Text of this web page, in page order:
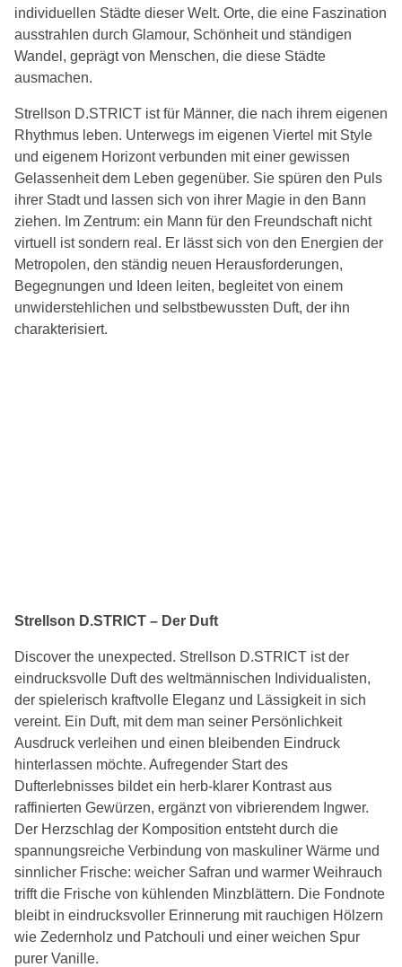
individuellen Städte dieser Welt. Orte, die eine Faszination
ausstrahlen durch Glamour, Schönheit und ständigen
Wandel, geprägt von Menschen, die diese Städte
ausmachen.
Strellson D.STRICT ist für Männer, die nach ihrem eigenen
Rhythmus leben. Unterwegs im eigenen Viertel mit Style
und eigenem Horizont verbunden mit einer gewissen
Gelassenheit dem Leben gegenüber. Sie spüren den Puls
ihrer Stadt und lassen sich von ihrer Magie in den Bann
ziehen. Im Zentrum: ein Mann für den Freundschaft nicht
virtuell ist sondern real. Er lässt sich von den Energien der
Metropolen, den ständig neuen Herausforderungen,
Begegnungen und Ideen leiten, begleitet von einem
unwiderstehlichen und selbstbewussten Duft, der ihn
charakterisiert.
Strellson D.STRICT – Der Duft
Discover the unexpected. Strellson D.STRICT ist der
eindrucksvolle Duft des weltmännischen Individualisten,
der spielerisch kraftvolle Eleganz und Lässigkeit in sich
vereint. Ein Duft, mit dem man seiner Persönlichkeit
Ausdruck verleihen und einen bleibenden Eindruck
hinterlassen möchte. Aufregender Start des
Dufterlebnisses bildet ein herb-klarer Kontrast aus
raffinierten Gewürzen, ergänzt von vibrierendem Ingwer.
Der Herzschlag der Komposition entsteht durch die
spannungsreiche Verbindung von maskuliner Wärme und
sinnlicher Frische: weicher Safran und warmer Weihrauch
trifft die Frische von kühlenden Minzblättern. Die Fondnote
bleibt in eindrucksvoller Erinnerung mit rauchigen Hölzern
wie Zedernholz und Patchouli und einer weichen Spur
purer Vanille.